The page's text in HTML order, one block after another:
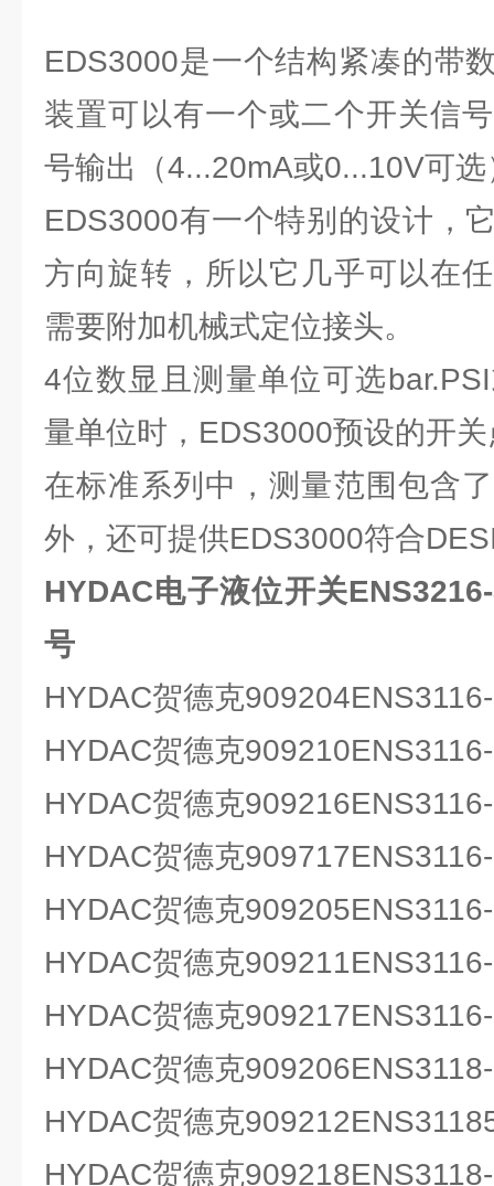
EDS3000是一个结构紧凑的带
装置可以有一个或二个开关信
号输出（4...20mA或0...10V可选
EDS3000有一个特别的设计，
方向旋转，所以它几乎可以在
需要附加机械式定位接头。
4位数显且测量单位可选
量单位时，EDS3000预设的开
在标准系列中，测量范围包含
外，还可提供EDS3000符合
HYDAC电子液位开关
号
HYDAC贺德克
HYDAC贺德克
HYDAC贺德克
HYDAC贺德克
HYDAC贺德克
HYDAC贺德克
HYDAC贺德克
HYDAC贺德克
HYDAC贺德克
HYDAC贺德克